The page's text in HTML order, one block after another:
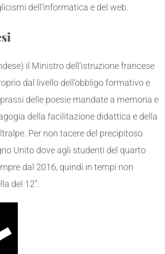
dell’informatica e del web.
il Ministro dell’istruzione francese
dal livello dell’obbligo formativo e
delle poesie mandate a memoria e
della facilitazione didattica e della
Per non tacere del precipitoso
Unito dove agli studenti del quarto
dal 2016, quindi in tempi non
del 12”.